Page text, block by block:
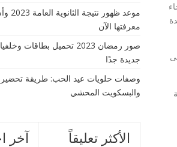
موعد
معرفتها الآن
صور رمضان 2023 تحميل
جديدة جدًا
وصفات حلويات عيد الحب: طريقة تحضير
والبسكويت المحشي
آخر الأكثر تعليقاً